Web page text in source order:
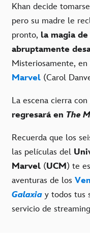
Khan decide
pero su madre le
pronto, la magia
abruptamente
Misteriosamente, en
Marvel (Carol
La escena cierra
regresará en The
Recuerda que los
las películas del
Marvel (UCM) te
aventuras de los
Galaxia y todos tus
servicio de